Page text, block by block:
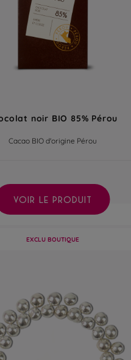
noir BIO 85% Pérou
Cacao BIO d'origine Pérou
VOIR LE PRODUIT
EXCLU BOUTIQUE